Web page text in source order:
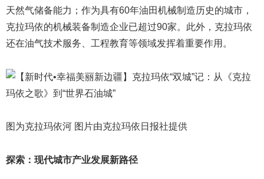
天然气储备能力；作为具有60年油田机械制造历史的城市，
克拉玛依的机械装备制造企业已超过90家。此外，克拉玛依
还在油气技术服务、工程教育等领域发挥着重要作用。
图为克拉玛依河 图片由克拉玛依日报社提供
探索：现代城市产业发展新路径